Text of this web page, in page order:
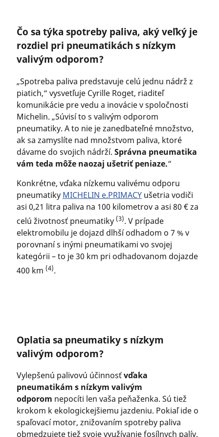
Čo sa týka spotreby paliva, aký veľký je
rozdiel pri pneumatikách s nízkym
valivým odporom?
„Spotreba paliva predstavuje celú jednu nádrž z
piatich,“ vysvetľuje Cyrille Roget, riaditeľ
komunikácie pre vedu a inovácie v spoločnosti
Michelin. „Súvisí to s valivým odporom
pneumatiky. A to nie je zanedbateľné množstvo,
ak sa zamyslíte nad množstvom paliva, ktoré
dávame do svojich nádrží. Správna pneumatika
vám teda môže naozaj ušetriť peniaze.“
Konkrétne, vďaka nízkemu valivému odporu
pneumatiky MICHELIN e.PRIMACYušetria vodiči
asi 0,21 litra paliva na 100 kilometrov a asi 80 € za
celú životnosť pneumatiky (3). V prípade
elektromobilu je dojazd dlhší odhadom o 7 % v
porovnaní s inými pneumatikami vo svojej
kategórii – to je 30 km pri odhadovanom dojazde
400 km (4).
Oplatia sa pneumatiky s nízkym
valivým odporom?
Vylepšenú palivovú účinnosťvďaka
pneumatikám s nízkym valivým
odporom nepocíti len vaša peňaženka. Sú tiež
krokom k ekologickejšiemu jazdeniu. Pokiaľ ide o
spaľovací motor, znižovaním spotreby paliva
obmedzujete tiež svoje využívanie fosílnych palív.